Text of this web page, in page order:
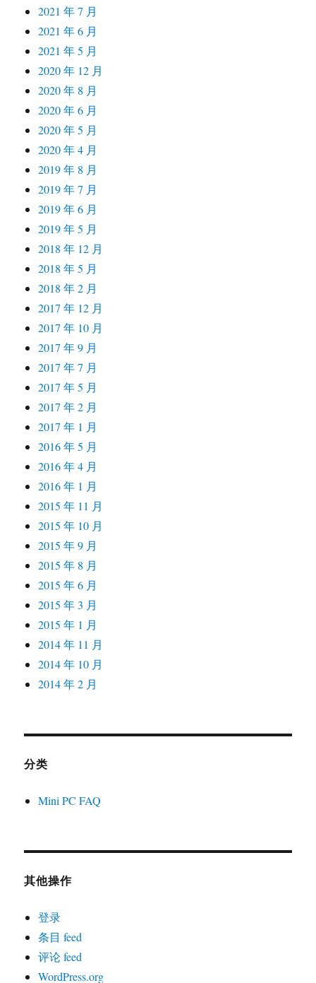
2021 年 7 月
2021 年 6 月
2021 年 5 月
2020 年 12 月
2020 年 8 月
2020 年 6 月
2020 年 5 月
2020 年 4 月
2019 年 8 月
2019 年 7 月
2019 年 6 月
2019 年 5 月
2018 年 12 月
2018 年 5 月
2018 年 2 月
2017 年 12 月
2017 年 10 月
2017 年 9 月
2017 年 7 月
2017 年 5 月
2017 年 2 月
2017 年 1 月
2016 年 5 月
2016 年 4 月
2016 年 1 月
2015 年 11 月
2015 年 10 月
2015 年 9 月
2015 年 8 月
2015 年 6 月
2015 年 3 月
2015 年 1 月
2014 年 11 月
2014 年 10 月
2014 年 2 月
分类
Mini PC FAQ
其他操作
登录
条目 feed
评论 feed
WordPress.org